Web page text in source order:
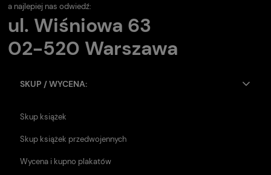
a najlepiej nas odwiedź:
ul. Wiśniowa 63
02-520 Warszawa
SKUP / WYCENA:
Skup książek
Skup książek przedwojennych
Wycena i kupno plakatów